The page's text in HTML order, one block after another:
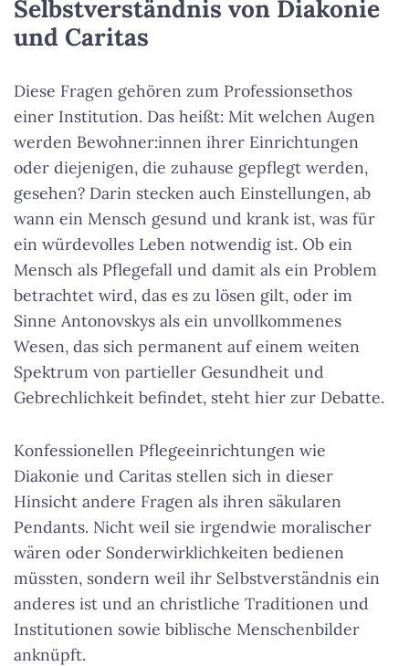
Selbstverständnis von Diakonie
und Caritas
Diese Fragen gehören zum Professionsethos
einer Institution. Das heißt: Mit welchen Augen
werden Bewohner:innen ihrer Einrichtungen
oder diejenigen, die zuhause gepflegt werden,
gesehen? Darin stecken auch Einstellungen, ab
wann ein Mensch gesund und krank ist, was für
ein würdevolles Leben notwendig ist. Ob ein
Mensch als Pflegefall und damit als ein Problem
betrachtet wird, das es zu lösen gilt, oder im
Sinne Antonovskys als ein unvollkommenes
Wesen, das sich permanent auf einem weiten
Spektrum von partieller Gesundheit und
Gebrechlichkeit befindet, steht hier zur Debatte.
Konfessionellen Pflegeeinrichtungen wie
Diakonie und Caritas stellen sich in dieser
Hinsicht andere Fragen als ihren säkularen
Pendants. Nicht weil sie irgendwie moralischer
wären oder Sonderwirklichkeiten bedienen
müssten, sondern weil ihr Selbstverständnis ein
anderes ist und an christliche Traditionen und
Institutionen sowie biblische Menschenbilder
anknüpft.